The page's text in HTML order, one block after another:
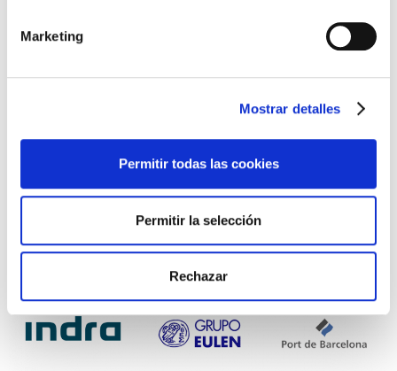
Marketing
Mostrar detalles
Permitir todas las cookies
Permitir la selección
Rechazar